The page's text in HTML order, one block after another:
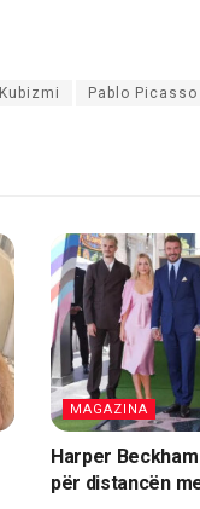
Kubizmi Pablo Picasso
MAGAZINA
Harper
për distancën